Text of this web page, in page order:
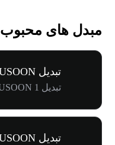
مبدل های محبوب USOON
تبدیل USOON به MXN
تبدیل 1 USOON به Mex$2.08K
تبدیل USOON به ZAR